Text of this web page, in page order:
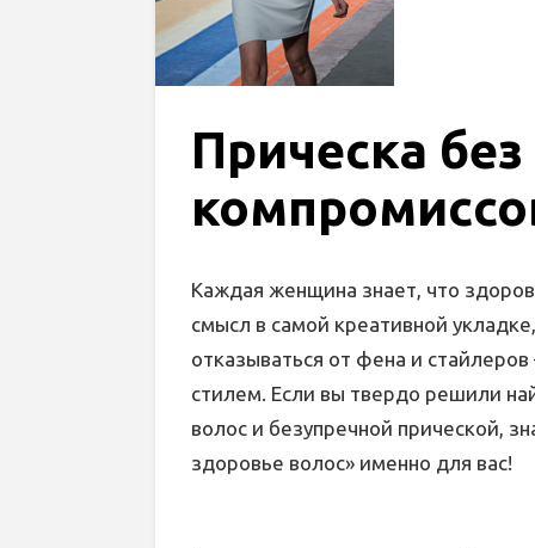
Прическа без
Каждая женщина знает, что
смысл в самой креативной
отказываться от фена и
стилем. Если вы твердо решили
волос и безупречной прической,
здоровье волос» именно для вас!